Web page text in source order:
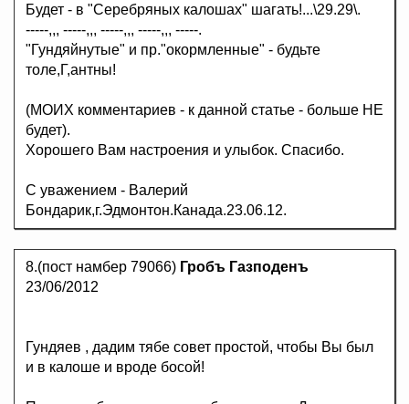
Будет - в "Серебряных калошах" шагать!...\29.29\.
-----,,, -----,,, -----,,, -----,,, -----.
"Гундяйнутые" и пр."окормленные" - будьте
толе,Г,антны!
(МОИХ комментариев - к данной статье - больше НЕ
будет).
Хорошего Вам настроения и улыбок. Спасибо.
С уважением - Валерий
Бондарик,г.Эдмонтон.Канада.23.06.12.
8.(пост намбер 79066) Гробъ Газподенъ
23/06/2012
Гундяев , дадим тябе совет простой, чтобы Вы был
и в калоше и вроде босой!